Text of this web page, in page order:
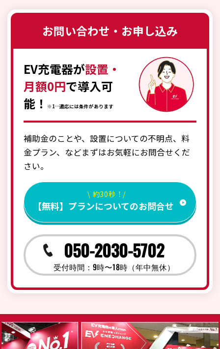
お問い合わせ・お申し込み
EV充電器が設置・
月額0円で導入可
能！
※1…適応には条件があります
補助金のことや、設置についての不明点、料
金プラン、などまずはお気軽にお問合せくだ
さい。
\ 約30秒！/
【無料】プランについてのお問合せ
050-2030-5702
受付時間：9時〜18時（年中無休）